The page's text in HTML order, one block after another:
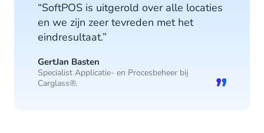
“SoftPOS is uitgerold over alle locaties
en we zijn zeer tevreden met het
eindresultaat.”
GertJan Basten
Specialist Applicatie- en Procesbeheer bij
Carglass®.